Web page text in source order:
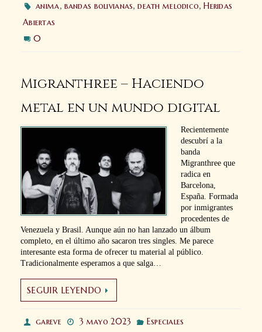
anima, bandas bolivianas,death melodico,Heridas
Abiertas
0
Migranthree – Haciendo
metal en un mundo digital
Recientemente
descubrí a la
banda
Migranthree que
radica en
Barcelona,
España. Formada
por inmigrantes
procedentes de
Venezuela y Brasil. Aunque aún no han lanzado un álbum
completo, en el último año sacaron tres singles. Me parece
interesante esta forma de ofrecer tu material al público.
Tradicionalmente esperamos a que salga…
SEGUIR LEYENDO
gareve 3 mayo 2023
Especiales